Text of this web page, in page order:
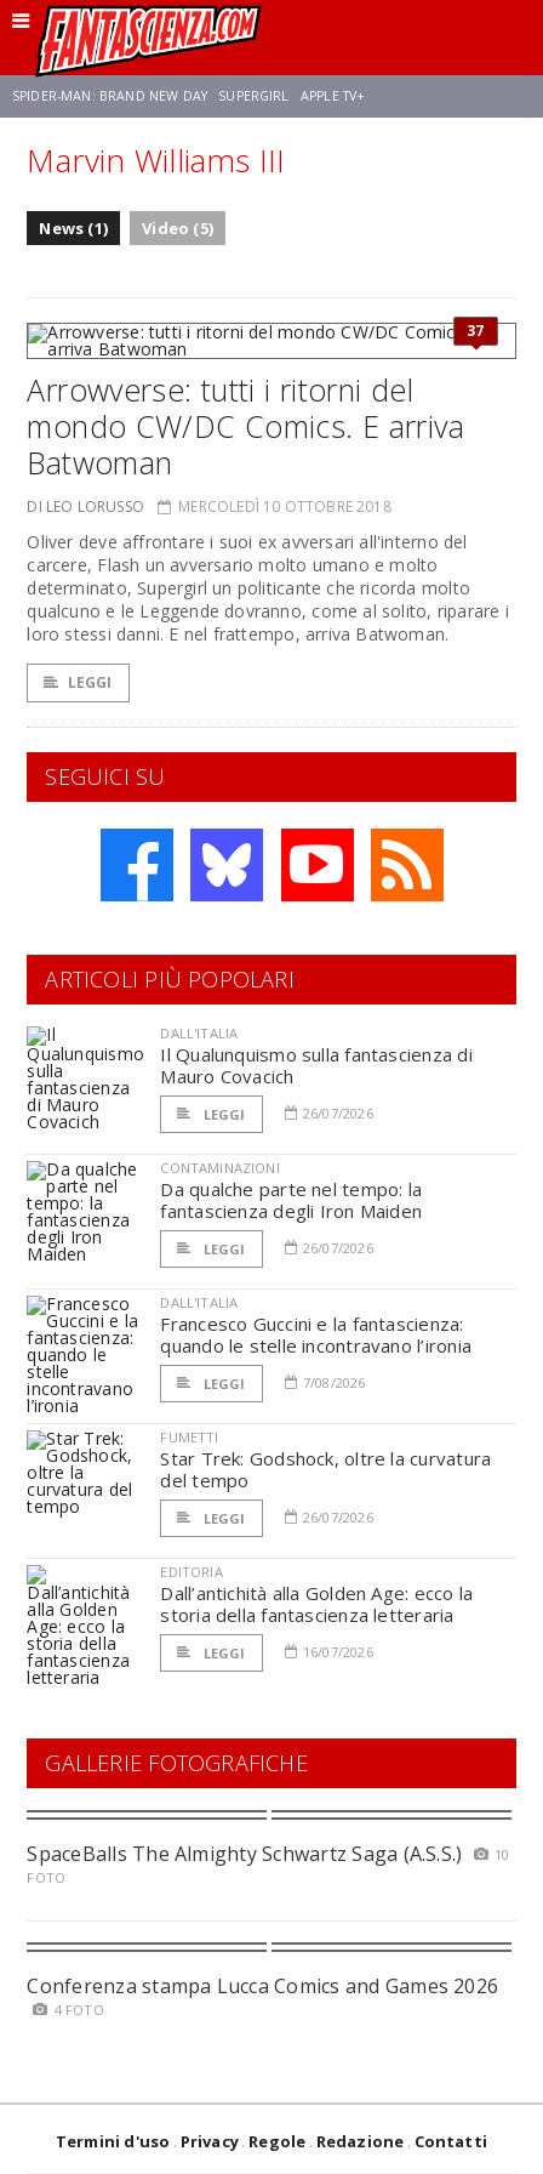
SPIDER-MAN: BRAND NEW DAY SUPERGIRL APPLE TV+
FRANCO RICCIARDIELLO ZENDAYA STAR TREK
Marvin Williams III
News (1) Video (5)
37
Arrowverse: tutti i ritorni del
mondo CW/DC Comics. E arriva
Batwoman
DI LEO LORUSSO MERCOLEDÌ 10 OTTOBRE 2018
Oliver deve affrontare i suoi ex avversari all'interno del
carcere, Flash un avversario molto umano e molto
determinato, Supergirl un politicante che ricorda molto
qualcuno e le Leggende dovranno, come al solito, riparare i
loro stessi danni. E nel frattempo, arriva Batwoman.
LEGGI
SEGUICI SU
ARTICOLI PIÙ POPOLARI
DALL'ITALIA
Il Qualunquismo sulla fantascienza di
Mauro Covacich
LEGGI 26/07/2026
CONTAMINAZIONI
Da qualche parte nel tempo: la
fantascienza degli Iron Maiden
LEGGI 26/07/2026
DALL'ITALIA
Francesco Guccini e la fantascienza:
quando le stelle incontravano l’ironia
LEGGI 7/08/2026
FUMETTI
Star Trek: Godshock, oltre la curvatura
del tempo
LEGGI 26/07/2026
EDITORIA
Dall’antichità alla Golden Age: ecco la
storia della fantascienza letteraria
LEGGI 16/07/2026
GALLERIE FOTOGRAFICHE
SpaceBalls The Almighty Schwartz Saga (A.S.S.)
10
FOTO
Conferenza stampa Lucca Comics and Games 2026
4 FOTO
Termini d'uso Privacy Regole Redazione Contatti